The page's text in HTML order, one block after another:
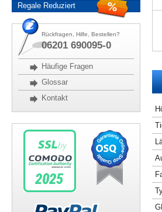
Regale Reduziert
Rückfragen, Hilfe, Bestellen?
06201 690095-0
Häufige Fragen
Glossar
Kontakt